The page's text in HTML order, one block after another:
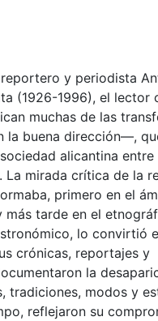
y periodista
(1926-1996), el lector
muchas de las
la buena dirección—,
alicantina entre
La mirada crítica de la
primero en el
más tarde en el
lo convirtió
crónicas, reportajes y
la
tradiciones, modos y
reflejaron su